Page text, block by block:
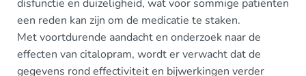
disfunctie en duizeligheid, wat voor sommige patiënten
een reden kan zijn om de medicatie te staken.
Met voortdurende aandacht en onderzoek naar de
effecten van citalopram, wordt er verwacht dat de
gegevens rond effectiviteit en bijwerkingen verder